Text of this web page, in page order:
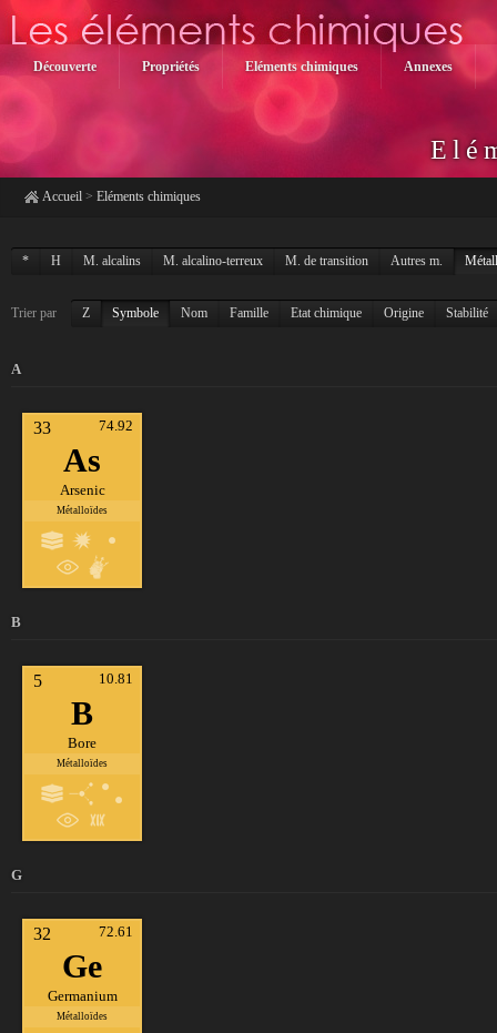
Découverte Propriétés Eléments chimiques Annexes
Accueil > Eléments chimiques
* H M. alcalins M. alcalino-terreux M. de transition Autres m.
Trier par Z Symbole Nom Famille Etat chimique Origine Stabilité
A
74.92
33
As
Arsenic
Métalloïdes
B
10.81
5
B
Bore
Métalloïdes
G
72.61
32
Ge
Germanium
Métalloïdes